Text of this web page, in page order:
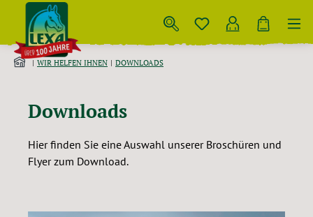
Zum Hauptinhalt springen
WIR HELFEN IHNEN DOWNLOADS
Downloads
Hier finden Sie eine Auswahl unserer Broschüren und
Flyer zum Download.